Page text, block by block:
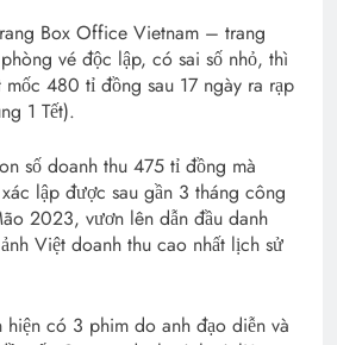
Box Office Vietnam – trang
vé độc lập, có sai số nhỏ, thì
480 tỉ đồng sau 17 ngày ra rạp
1 Tết).
số doanh thu 475 tỉ đồng mà
lập được sau gần 3 tháng công
2023, vươn lên dẫn đầu danh
Việt doanh thu cao nhất lịch sử
hiện có 3 phim do anh đạo diễn và